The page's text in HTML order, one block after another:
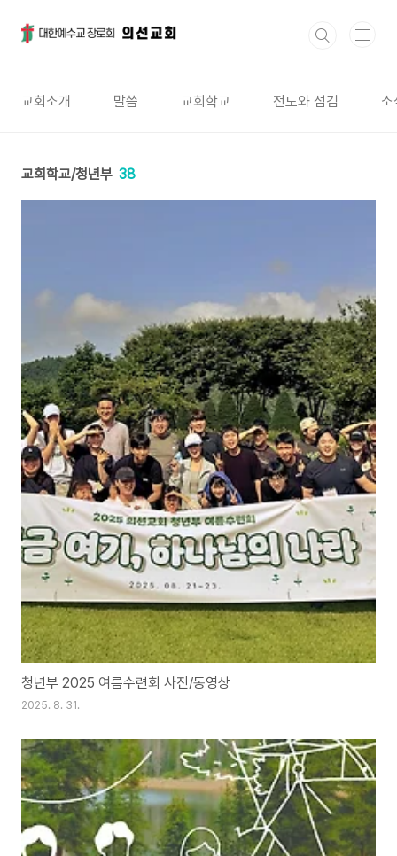
교회소개 말씀 교회학교 전도와 섬김 소
교회학교/청년부 38
청년부 2025 여름수련회 사진/동영상
2025. 8. 31.